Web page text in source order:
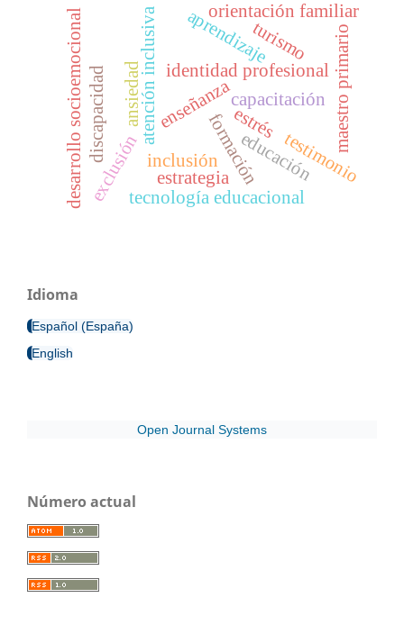
formación
atención inclusiva identidad profesional
enseñanza
aprendizaje
inclusión
exclusión
discapacidad capacitación
tecnología educacional
estrés
ansiedad maestro primario
orientación familiar
turismo
desarrollo socioemocional educación
estrategia testimonio
Idioma
Español (España)
English
Open Journal Systems
Número actual